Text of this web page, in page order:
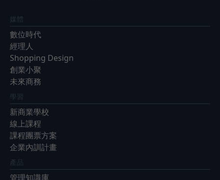
媒體
數位時代
經理人
Shopping Design
創業小聚
未來商務
學習
新商業學校
線上課程
課程團票方案
企業內訓計畫
產品
管理知識庫